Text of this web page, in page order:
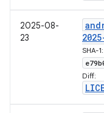
2025-08-
23
SHA-1:
Diff: